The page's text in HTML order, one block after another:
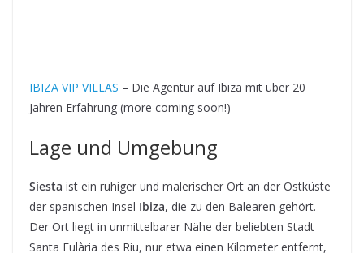
IBIZA VIP VILLAS – Die Agentur auf Ibiza mit über 20
Jahren Erfahrung (more coming soon!)
Lage und Umgebung
Siesta ist ein ruhiger und malerischer Ort an der Ostküste
der spanischen Insel Ibiza, die zu den Balearen gehört.
Der Ort liegt in unmittelbarer Nähe der beliebten Stadt
Santa Eulària des Riu, nur etwa einen Kilometer entfernt,